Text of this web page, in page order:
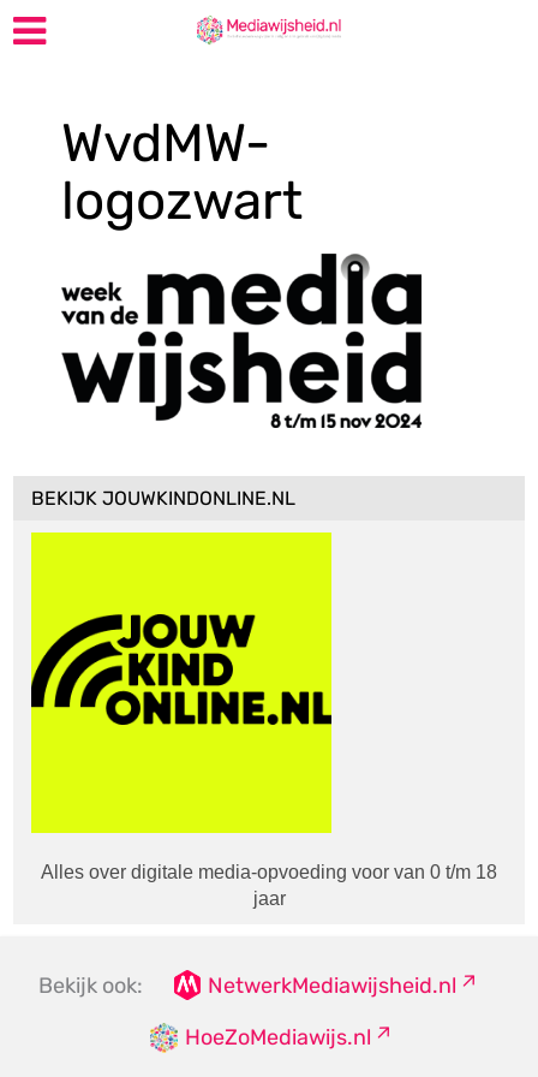
WvdMW-
logozwart
BEKIJK JOUWKINDONLINE.NL
Alles over digitale media-opvoeding voor van 0 t/m 18
jaar
Bekijk ook:
NetwerkMediawijsheid.nl
HoeZoMediawijs.nl